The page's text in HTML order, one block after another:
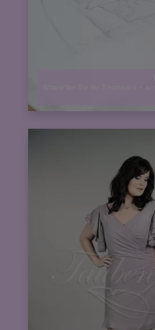
Entwerfen Sie Ihr Traumkleid -